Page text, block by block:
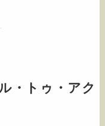
・トゥ・アク